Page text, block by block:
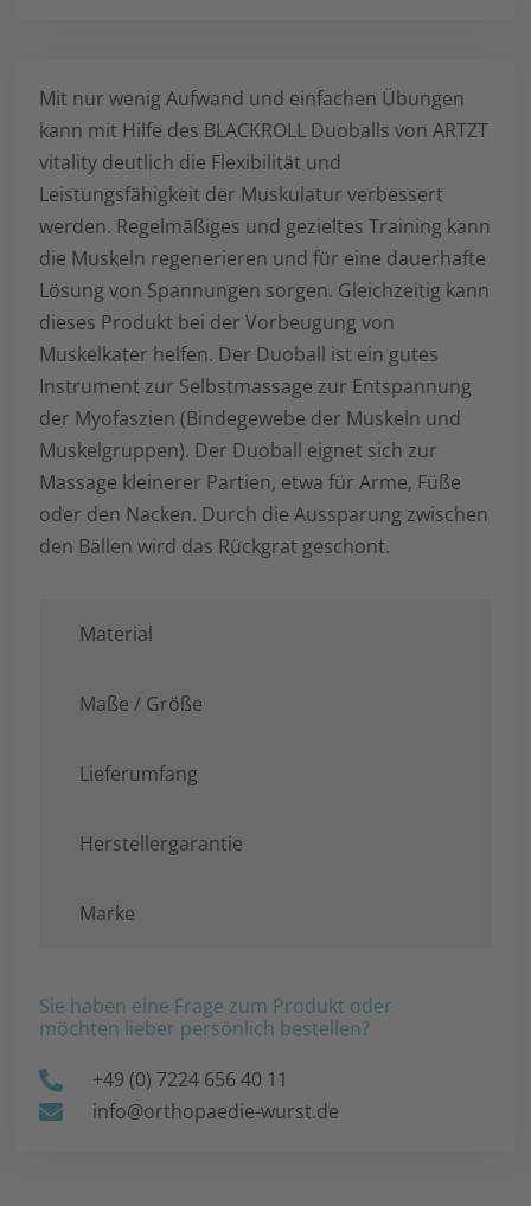
Mit nur wenig Aufwand und einfachen Übungen
kann mit Hilfe des BLACKROLL Duoballs von ARTZT
vitality deutlich die Flexibilität und
Leistungsfähigkeit der Muskulatur verbessert
werden. Regelmäßiges und gezieltes Training kann
die Muskeln regenerieren und für eine dauerhafte
Lösung von Spannungen sorgen. Gleichzeitig kann
dieses Produkt bei der Vorbeugung von
Muskelkater helfen. Der Duoball ist ein gutes
Instrument zur Selbstmassage zur Entspannung
der Myofaszien (Bindegewebe der Muskeln und
Muskelgruppen). Der Duoball eignet sich zur
Massage kleinerer Partien, etwa für Arme, Füße
oder den Nacken. Durch die Aussparung zwischen
den Bällen wird das Rückgrat geschont.
Material
Maße / Größe
Lieferumfang
Herstellergarantie
Marke
Sie haben eine Frage zum Produkt oder
möchten lieber persönlich bestellen?
+49 (0) 7224 656 40 11
info@orthopaedie-wurst.de